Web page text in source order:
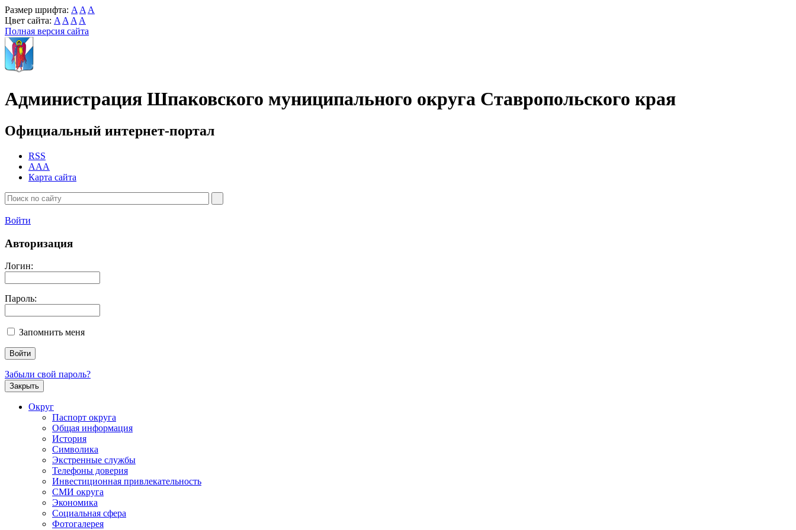
Размер шрифта: A A A
Цвет сайта: A A A A
Полная версия сайта
Администрация Шпаковского муниципального округа Ставропольского края
Официальный интернет-портал
RSS
AAA
Карта сайта
Войти
Авторизация
Логин:
Пароль:
Запомнить меня
Забыли свой пароль?
Закрыть
Округ
Паспорт округа
Общая информация
История
Символика
Экстренные службы
Телефоны доверия
Инвестиционная привлекательность
СМИ округа
Экономика
Социальная сфера
Фотогалерея